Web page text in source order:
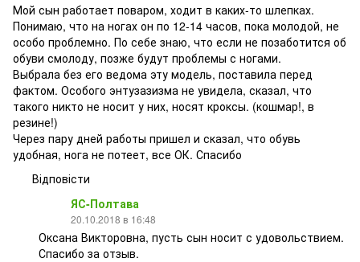
Мой сын работает поваром, ходит в каких-то шлепках.
Понимаю, что на ногах он по 12-14 часов, пока молодой, не
особо проблемно. По себе знаю, что если не позаботится об
обуви смолоду, позже будут проблемы с ногами.
Выбрала без его ведома эту модель, поставила перед
фактом. Особого энтузазизма не увидела, сказал, что
такого никто не носит у них, носят кроксы. (кошмар!, в
резине!)
Через пару дней работы пришел и сказал, что обувь
удобная, нога не потеет, все ОК. Спасибо
Відповісти
ЯС-Полтава
20.10.2018 в 16:48
Оксана Викторовна, пусть сын носит с удовольствием.
Спасибо за отзыв.